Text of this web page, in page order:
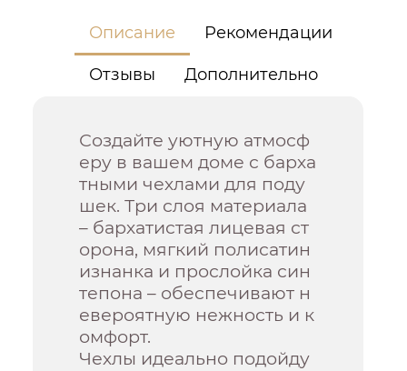
Описание Рекомендации
Отзывы Дополнительно
Создайте уютную атмосф
еру в вашем доме с барха
тными чехлами для поду
шек. Три слоя материала
– бархатистая лицевая ст
орона, мягкий полисатин
изнанка и прослойка син
тепона – обеспечивают н
евероятную нежность и к
омфорт.
Чехлы идеально подойду